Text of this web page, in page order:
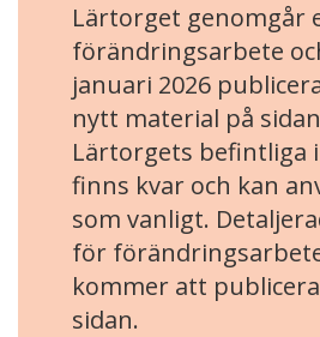
Lärtorget genomgår
förändringsarbete
januari 2026
nytt material på
Lärtorgets befintliga
finns kvar och kan
som vanligt.
för
kommer att
sidan.